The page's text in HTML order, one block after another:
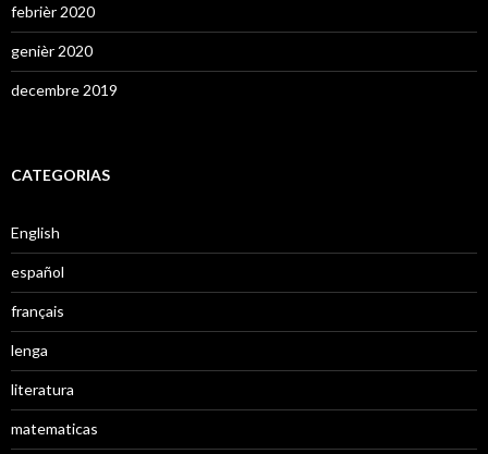
febrièr 2020
genièr 2020
decembre 2019
CATEGORIAS
English
español
français
lenga
literatura
matematicas